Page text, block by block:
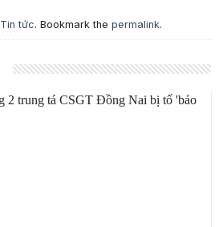
Tin tức. Bookmark the permalink.